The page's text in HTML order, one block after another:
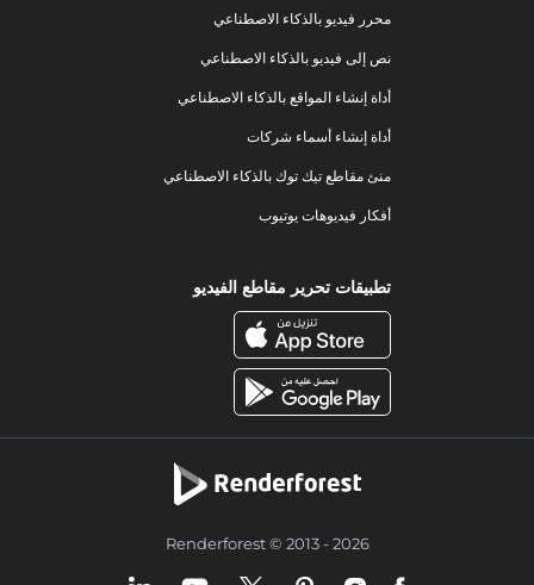
محرر فيديو بالذكاء الاصطناعي
نص إلى فيديو بالذكاء الاصطناعي
أداة إنشاء المواقع بالذكاء الاصطناعي
أداة إنشاء أسماء شركات
منئ مقاطع تيك توك بالذكاء الاصطناعي
أفكار فيديوهات يوتيوب
تطبيقات تحرير مقاطع الفيديو
Renderforest © 2013 - 2026